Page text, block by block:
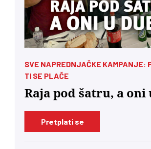
SVE NAPREDNJAČKE KAMPANJE:
TI SE PLAČE
Raja pod šatru, a oni
Pretplati se